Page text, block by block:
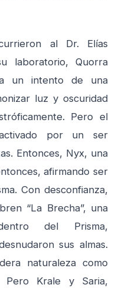
al Dr. Elías
laboratorio, Quorra
un intento de una
luz y oscuridad
Pero el
por un ser
Entonces, Nyx, una
afirmando ser
Con desconfianza,
“La Brecha”, una
del Prisma,
sus almas.
naturaleza como
Pero Krale y Saria,